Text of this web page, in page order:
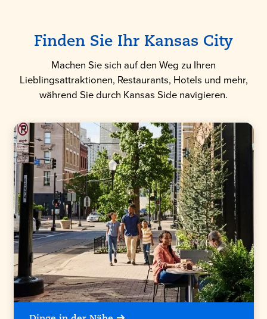
Finden Sie Ihr Kansas City
Machen Sie sich auf den Weg zu Ihren
Lieblingsattraktionen, Restaurants, Hotels und mehr,
während Sie durch Kansas Side navigieren.